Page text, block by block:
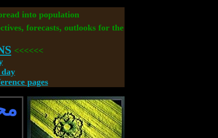
into population
forecasts, outlooks for the
>>>>>>
pages